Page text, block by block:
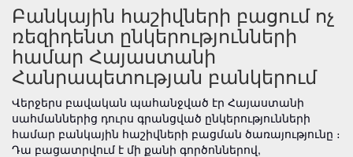
Բանկային հաշիվների բացում ոչ
ռեզիդենտ ընկերությունների
համար Հայաստանի
Հանրապետության բանկերում
Վերջերս բավական պահանջված էր Հայաստանի
սահմաններից դուրս գրանցված ընկերությունների
համար բանկային հաշիվների բացման ծառայությունը ։
Դա բացատրվում է մի քանի գործոններով,